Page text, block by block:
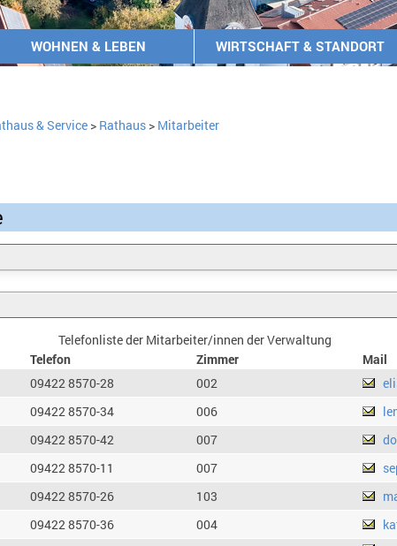
WOHNEN & LEBEN WIRTSCHAFT & STANDORT
& Service> Rathaus> Mitarbeiter
Telefonliste der Mitarbeiter/innen der Verwaltung
Telefon Zimmer
Mail
09422 8570-28 002
09422 8570-34 006
09422 8570-42 007
09422 8570-11 007
09422 8570-26 103
09422 8570-36 004